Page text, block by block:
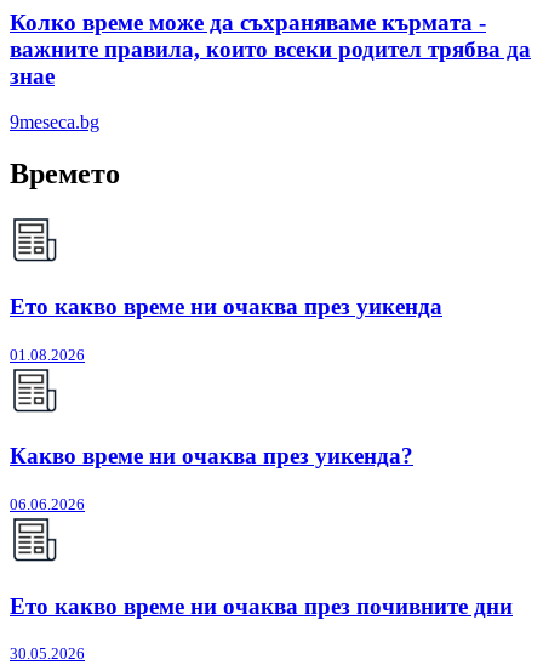
Колко време може да съхраняваме кърмата -
важните правила, които всеки родител трябва да
знае
9meseca.bg
Времето
Ето какво време ни очаква през уикенда
01.08.2026
Какво време ни очаква през уикенда?
06.06.2026
Ето какво време ни очаква през почивните дни
30.05.2026